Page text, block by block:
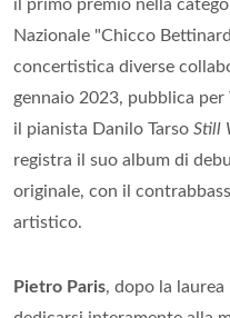
il primo premio nella
Nazionale "Chicco
concertistica diverse
gennaio 2023, pubblica
il pianista Danilo Tarso Still
registra il suo album di
originale, con il
artistico.
Pietro Paris, dopo la